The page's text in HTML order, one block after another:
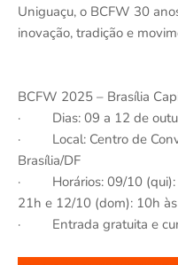
Uniguaçu, o BCFW 30
inovação, tradição e
BCFW 2025 – Brasília
· Dias: 09 a 12 de
· Local: Centro de
Brasília/DF
· Horários: 09/10 (qui):
21h e 12/10 (dom): 10h
· Entrada gratuita e